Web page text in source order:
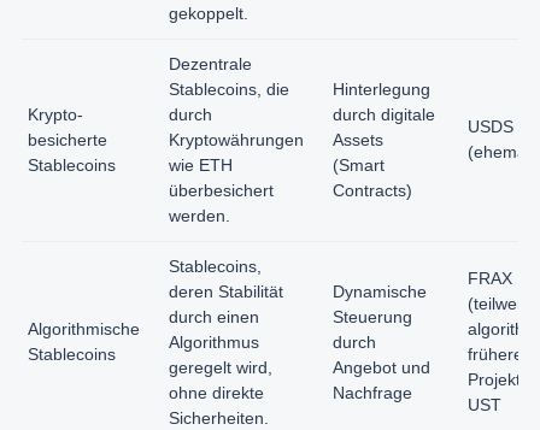
gekoppelt.
Krypto-
besicherte
Stablecoins
Dezentrale
Stablecoins, die
durch
Kryptowährungen
wie ETH
überbesichert
werden.
Hinterlegung
durch digitale
Assets
(Smart
Contracts)
USDS
Algorithmische
Stablecoins
Stablecoins,
deren Stabilität
durch einen
Algorithmus
geregelt wird,
ohne direkte
Sicherheiten.
Dynamische
Steuerung
durch
Angebot und
Nachfrage
FRAX
(teilweise
frühere
Projekte
UST